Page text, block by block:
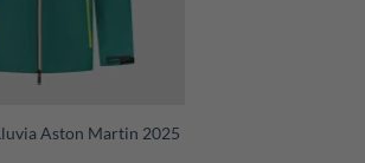
Aston Martin 2025